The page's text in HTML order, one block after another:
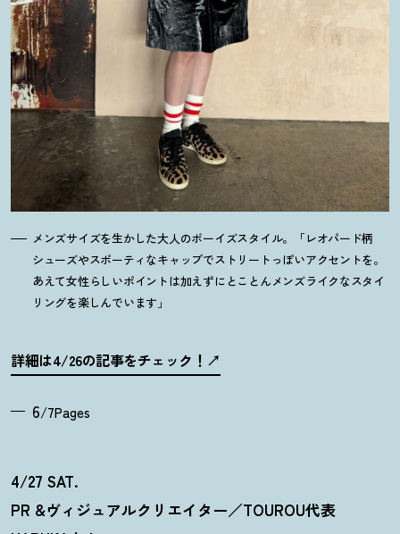
メンズサイズを生かした大人のボーイズスタイル。「レオパード柄
シューズやスポーティなキャップでストリートっぽいアクセントを。
あえて女性らしいポイントは加えずにとことんメンズライクなスタイ
リングを楽しんでいます」
詳細は4/26の記事をチェック ！
6/7Pages
4/27 SAT.
PR &ヴィジュアルクリエイター／TOUROU代表